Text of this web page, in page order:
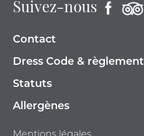
Suivez-nous
Contact
Dress Code & règlement
Statuts
Allergènes